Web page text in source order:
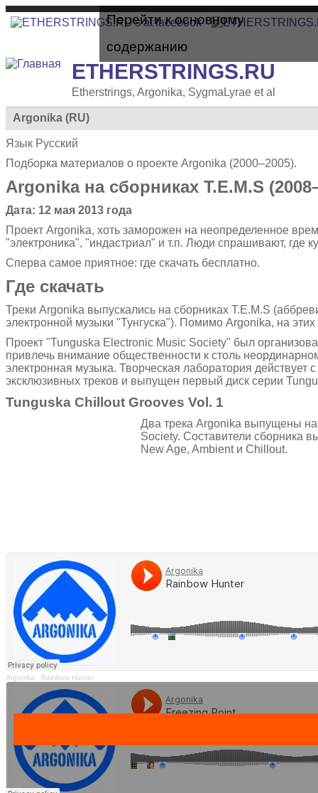
Перейти к основному
содержанию
ETHERSTRINGS.RU
Etherstrings, Argonika, SygmaLyrae et al
Argonika (RU)
Язык Русский
Подборка материалов о проекте Argonika (2000–2005).
Argonika на сборниках T.E.M.S
Дата: 12 мая 2013 года
Проект Argonika, хоть заморожен на неопределенное
"электроника", "индастриал" и т.п. Люди спрашивают, где
Сперва самое приятное: где скачать бесплатно.
Где скачать
Треки Argonika выпускались на сборниках T.E.M.S
электронной музыки "Тунгуска"). Помимо Argonika, на
Проект "Tunguska Electronic Music Society" был
привлечь внимание общественности к столь
электронная музыка. Творческая лаборатория действует
эксклюзивных треков и выпущен первый диск серии
Tunguska Chillout Grooves Vol. 1
Два трека Argonika выпущены
Society. Составители сборника
New Age, Ambient и Chillout.
Argonika · Rainbow Hunter